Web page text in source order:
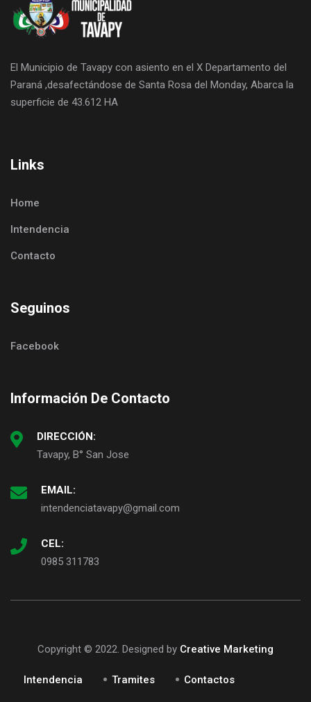
El Municipio de Tavapy con asiento en el X Departamento del
Paraná ,desafectándose de Santa Rosa del Monday, Abarca la
superficie de 43.612 HA
Links
Home
Intendencia
Contacto
Seguinos
Facebook
Información De Contacto
DIRECCIÓN:
Tavapy, B° San Jose
EMAIL:
intendenciatavapy@gmail.com
CEL:
0985 311783
Copyright © 2022. Designed by Creative Marketing
Intendencia Tramites Contactos